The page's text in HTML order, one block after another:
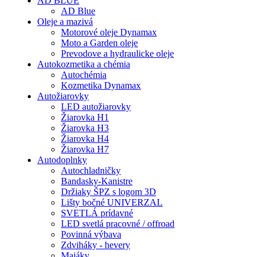
AD Blue
Oleje a mazivá
Motorové oleje Dynamax
Moto a Garden oleje
Prevodove a hydraulicke oleje
Autokozmetika a chémia
Autochémia
Kozmetika Dynamax
Autožiarovky
LED autožiarovky
Žiarovka H1
Žiarovka H3
Žiarovka H4
Žiarovka H7
Autodoplnky
Autochladničky
Bandasky-Kanistre
Držiaky ŠPZ s logom 3D
Lišty bočné UNIVERZAL
SVETLÁ prídavné
LED svetlá pracovné / offroad
Povinná výbava
Zdviháky - hevery